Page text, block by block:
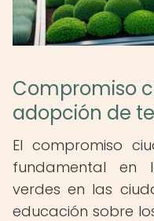
Compromiso
adopción de
El compromiso
fundamental en
verdes en las
educación sobre